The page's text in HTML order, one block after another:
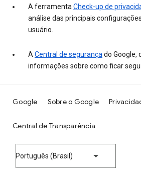
A ferramentaCheck-up de
análise das principais
usuário.
ACentral de segurançado Google,
informações sobre como ficar
Google Sobre o Google
Central de Transparência
Português (Brasil)